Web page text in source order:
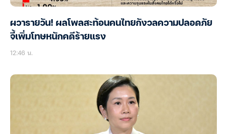
ผวารายวัน! ผลโพลสะท้อนคนไทยกังวลความปลอดภัย
จี้เพิ่มโทษหนักคดีร้ายแรง
12:46 น.